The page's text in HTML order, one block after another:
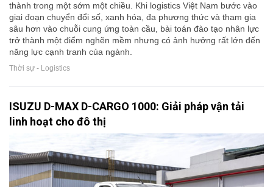
thành trong một sớm một chiều. Khi logistics Việt Nam bước vào
giai đoạn chuyển đổi số, xanh hóa, đa phương thức và tham gia
sâu hơn vào chuỗi cung ứng toàn cầu, bài toán đào tạo nhân lực
trở thành một điểm nghẽn mềm nhưng có ảnh hưởng rất lớn đến
năng lực cạnh tranh của ngành.
Thời sự - Logistics
ISUZU D-MAX D-CARGO 1000: Giải pháp vận tải
linh hoạt cho đô thị